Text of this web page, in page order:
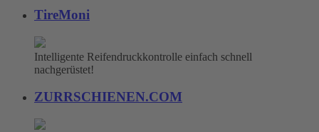
TireMoni
Intelligente Reifendruckkontrolle einfach schnell
nachgerüstet!
ZURRSCHIENEN.COM